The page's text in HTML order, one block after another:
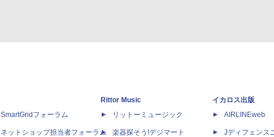
SmartGridフォーラム
ネットショップ担当者フォーラム
Rittor Music
リットーミュージック
楽器探そう!デジマート
イカロス出版
AIRLINEweb
Jディフェンス